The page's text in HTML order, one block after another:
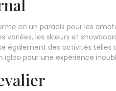
en un paradis pour les
variées, les skieurs et
également des activités telles
pour une expérience